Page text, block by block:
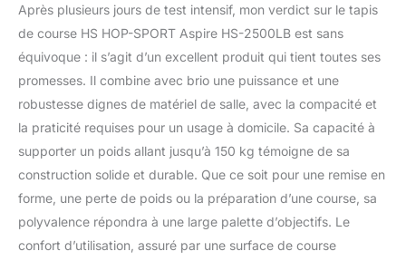
Après plusieurs jours de test intensif, mon verdict sur le tapis
de course HS HOP-SPORT Aspire HS-2500LB est sans
équivoque : il s’agit d’un excellent produit qui tient toutes ses
promesses. Il combine avec brio une puissance et une
robustesse dignes de matériel de salle, avec la compacité et
la praticité requises pour un usage à domicile. Sa capacité à
supporter un poids allant jusqu’à 150 kg témoigne de sa
construction solide et durable. Que ce soit pour une remise en
forme, une perte de poids ou la préparation d’une course, sa
polyvalence répondra à une large palette d’objectifs. Le
confort d’utilisation, assuré par une surface de course